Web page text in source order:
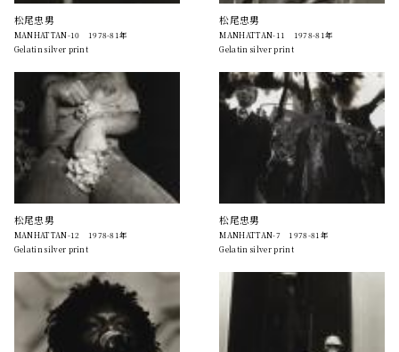
松尾忠男
MANHATTAN-10 1978-81年
Gelatin silver print
松尾忠男
MANHATTAN-11 1978-81年
Gelatin silver print
松尾忠男
MANHATTAN-12 1978-81年
Gelatin silver print
松尾忠男
MANHATTAN-7 1978-81年
Gelatin silver print